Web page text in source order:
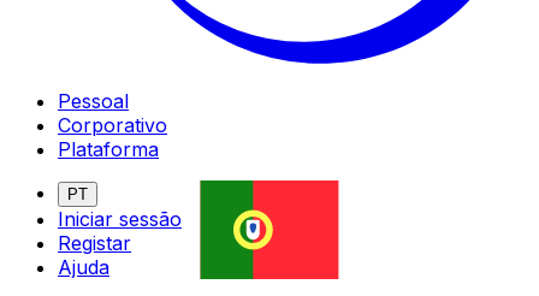
Pessoal
Corporativo
Plataforma
PT
Iniciar sessão
Registar
Ajuda